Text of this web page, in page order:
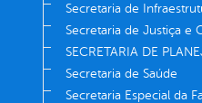
Secretaria de
Secretaria de Justiça e
SECRETARIA DE
Secretaria de Saúde
Secretaria Especial da